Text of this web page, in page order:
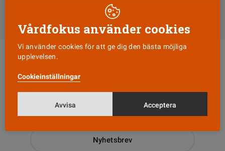
Till Vårdfokus startsida
Läs senaste numret
Nyhetsbrev
Vårdfokus använder cookies
Vi använder cookies för att ge dig den bästa möjliga
upplevelsen.
Cookieinställningar
Avvisa Acceptera